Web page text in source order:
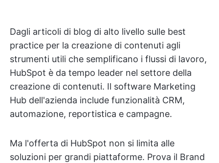
Dagli articoli di blog di alto livello sulle best
practice per la creazione di contenuti agli
strumenti utili che semplificano i flussi di lavoro,
HubSpot è da tempo leader nel settore della
creazione di contenuti. Il software Marketing
Hub dell'azienda include funzionalità CRM,
automazione, reportistica e campagne.
Ma l'offerta di HubSpot non si limita alle
soluzioni per grandi piattaforme. Prova il Brand